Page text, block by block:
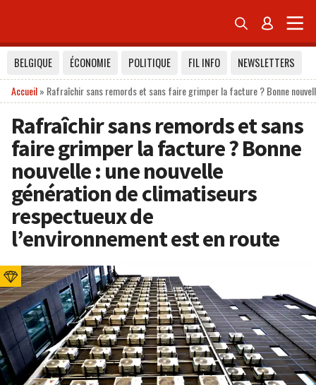
 
BELGIQUE ÉCONOMIE POLITIQUE FIL INFO
NEWSLETTERS
Accueil» Rafraîchir sans remords et sans faire grimper la facture ? Bonne
Rafraîchir sans remords et sans
faire grimper la facture ? Bonne
nouvelle : une nouvelle
génération de climatiseurs
respectueux de
l’environnement est en route